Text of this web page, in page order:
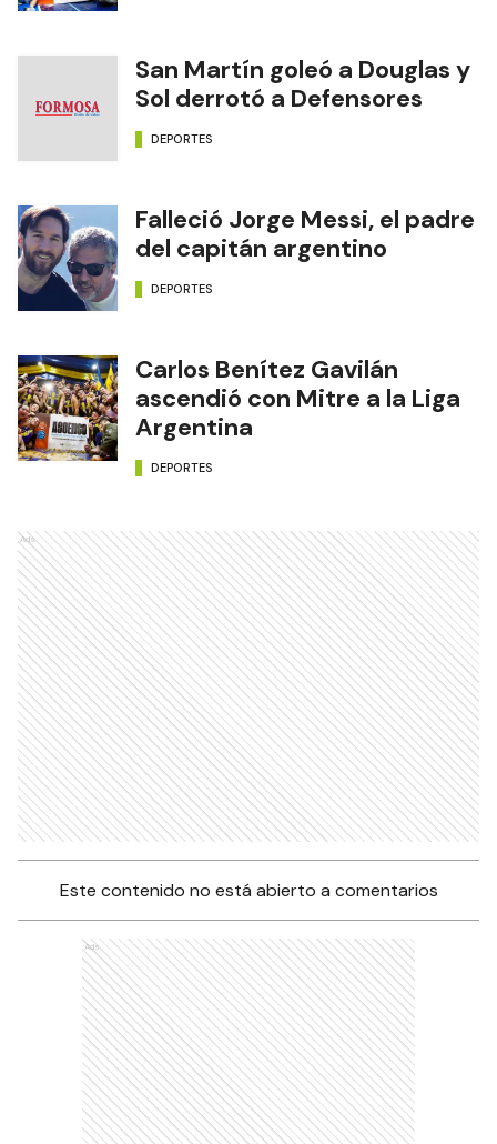
San Martín goleó a Douglas y
Sol derrotó a Defensores
DEPORTES
Falleció Jorge Messi, el padre
del capitán argentino
DEPORTES
Carlos Benítez Gavilán
ascendió con Mitre a la Liga
Argentina
DEPORTES
Ads
Este contenido no está abierto a comentarios
Ads